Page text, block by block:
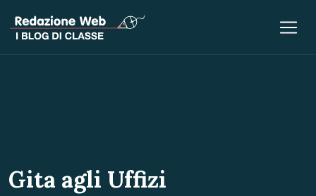
Gita agli Uffizi